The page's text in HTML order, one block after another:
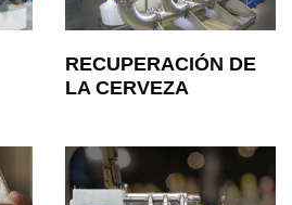
RECUPERACIÓN DE
LA CERVEZA